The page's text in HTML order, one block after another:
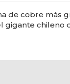
de cobre más
gigante chileno